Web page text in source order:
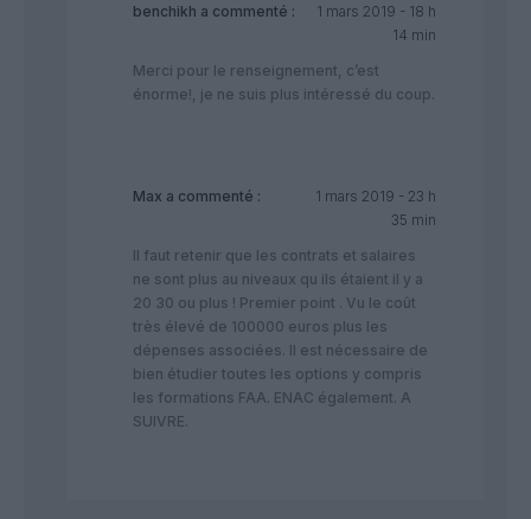
benchikh a commenté :
1 mars 2019 - 18 h
14 min
Merci pour le renseignement, c’est
énorme!, je ne suis plus intéressé du coup.
Max a commenté :
1 mars 2019 - 23 h
35 min
Il faut retenir que les contrats et salaires
ne sont plus au niveaux qu ils étaient il y a
20 30 ou plus ! Premier point . Vu le coût
très élevé de 100000 euros plus les
dépenses associées. Il est nécessaire de
bien étudier toutes les options y compris
les formations FAA. ENAC également. A
SUIVRE.